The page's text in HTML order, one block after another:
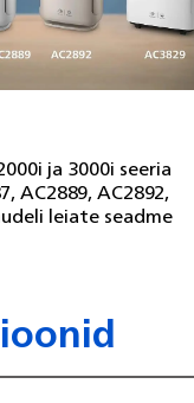
ja 3000i seeria
AC2889, AC2892,
leiate seadme